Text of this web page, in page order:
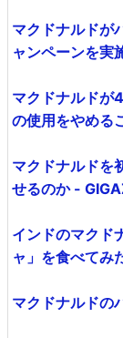
マクドナルドが
ャンペーンを実
マクドナルドが
の使用をやめる
マクドナルドを
せるのか -
インドのマクド
ャ」を食べてみ
マクドナルドの